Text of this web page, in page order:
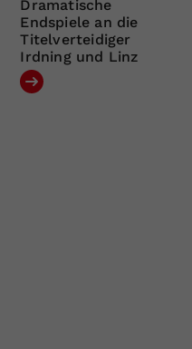
Dramatische
Endspiele an die
Titelverteidiger
Irdning und Linz